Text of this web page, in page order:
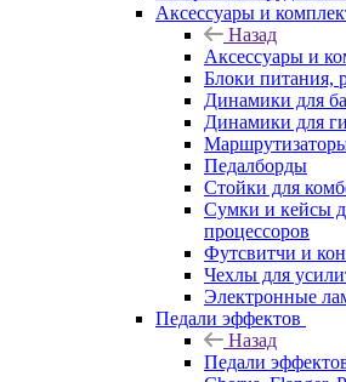
Аксессуары и
Назад
Аксессуары и
Блоки питания,
Динамики для
Динамики для
Педалборды
Стойки для
Сумки и кейсы
процессоров
Футсвитчи и
Чехлы для
Электронные
Педали эффектов
Назад
Педали